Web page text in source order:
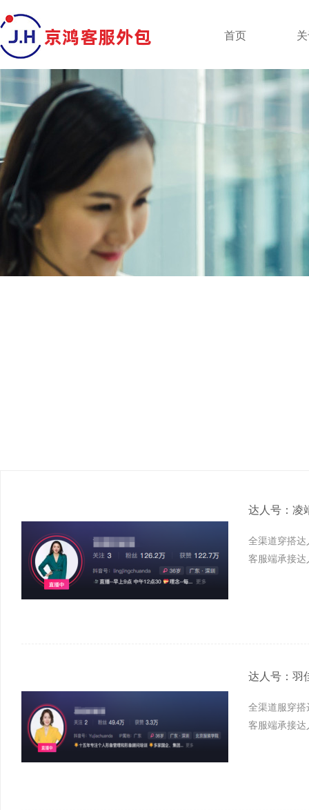
京鸿客服外包 首页
达人号：凌
全渠道穿搭
客服端承接
达人号：羽
全渠道服穿
客服端承接